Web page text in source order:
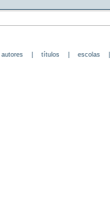
autores| títulos| escolas